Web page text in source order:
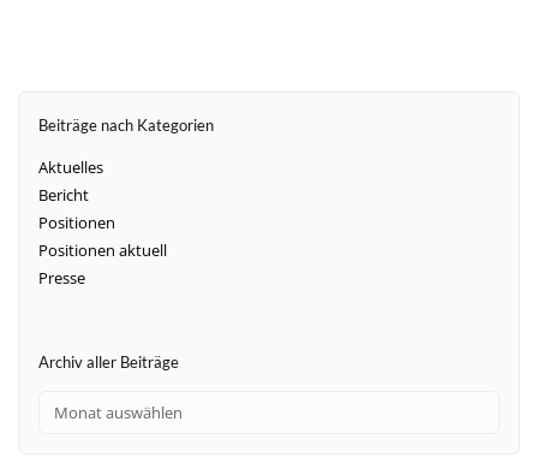
Beiträge nach Kategorien
Aktuelles
Bericht
Positionen
Positionen aktuell
Presse
Archiv aller Beiträge